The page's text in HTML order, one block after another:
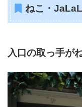
ねこ・
入口の取っ手が